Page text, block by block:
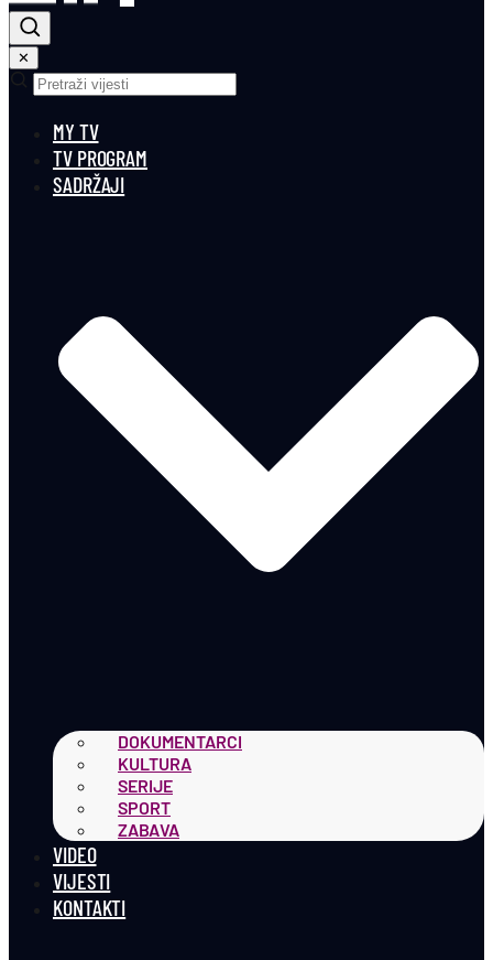
✕
MY TV
TV PROGRAM
SADRŽAJI
DOKUMENTARCI
KULTURA
SERIJE
SPORT
ZABAVA
VIDEO
VIJESTI
KONTAKTI